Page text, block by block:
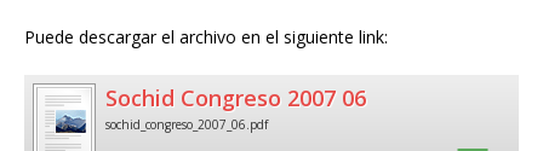
Puede descargar el archivo en el siguiente link:
Sochid Congreso 2007 06
sochid_congreso_2007_06.pdf